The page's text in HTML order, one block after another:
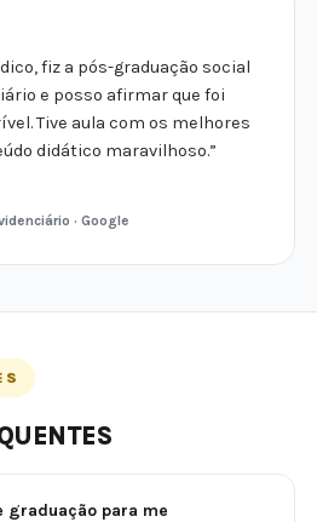
fiz a pós-graduação social
e posso afirmar que foi
Tive aula com os melhores
didático maravilhoso.”
· Google
graduação para me